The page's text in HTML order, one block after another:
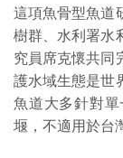
這項魚骨型魚道
樹群、水利署水
究員席克懷共同
護水域生態是世
魚道大多針對
堰，不適用於台